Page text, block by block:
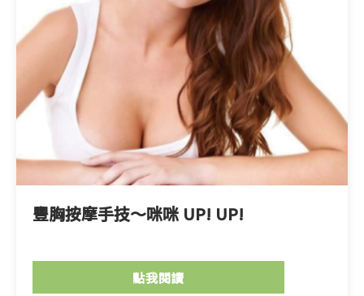
豐胸按摩手技〜咪咪 UP! UP!
點我閱讀